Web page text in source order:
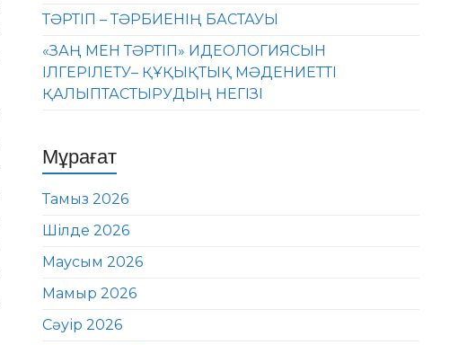
ТӘРТІП – ТӘРБИЕНІҢ БАСТАУЫ
«ЗАҢ МЕН ТӘРТІП» ИДЕОЛОГИЯСЫН
ІЛГЕРІЛЕТУ– ҚҰҚЫҚТЫҚ МӘДЕНИЕТТІ
ҚАЛЫПТАСТЫРУДЫҢ НЕГІЗІ
Мұрағат
Тамыз 2026
Шілде 2026
Маусым 2026
Мамыр 2026
Сәуір 2026